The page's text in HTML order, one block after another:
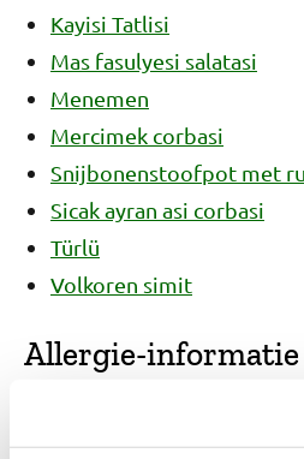
Kayisi Tatlisi
Mas fasulyesi salatasi
Menemen
Mercimek corbasi
Snijbonenstoofpot met
Sicak ayran asi corbasi
Türlü
Volkoren simit
Allergie-informatie
We kunnen niet
die je gebruikt vrij zijn van